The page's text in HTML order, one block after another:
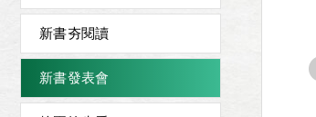
新書夯閱讀
新書發表會